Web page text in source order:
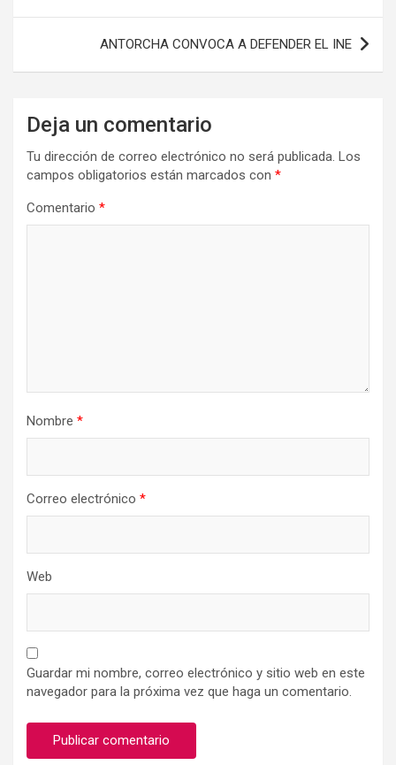
entradas
ANTORCHA CONVOCA A DEFENDER EL INE
Deja un comentario
Tu dirección de correo electrónico no será publicada. Los
campos obligatorios están marcados con *
Comentario *
Nombre *
Correo electrónico *
Web
Guardar mi nombre, correo electrónico y sitio web en este
navegador para la próxima vez que haga un comentario.